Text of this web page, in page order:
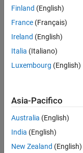
Finland (English)
France (Français)
Ireland (English)
Italia (Italiano)
Luxembourg (English)
Asia-Pacifico
Australia (English)
India (English)
New Zealand (English)